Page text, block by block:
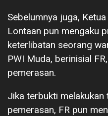
Sebelumnya juga,
Lontaan pun mengaku
keterlibatan seorang
PWI Muda, berinisial
pemerasan.
Jika terbukti melakukan
pemerasan, FR pun